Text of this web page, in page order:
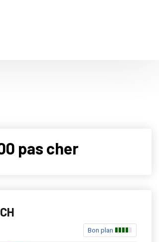
pas cher
Bon plan